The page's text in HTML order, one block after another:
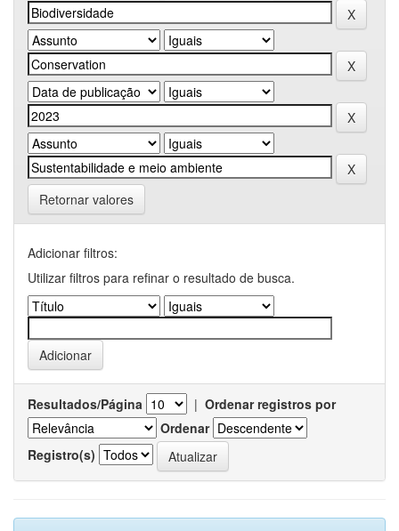
Retornar valores
Adicionar filtros:
Utilizar filtros para refinar o resultado de busca.
Resultados/Página | Ordenar registros por
Ordenar
Registro(s)